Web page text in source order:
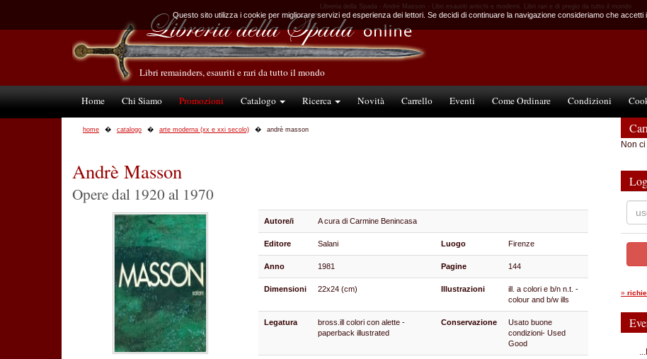
Libreria della Spada - Andrè Masson - Libri esauriti antichi e moderni. Libri rari e di pregio da tutto il mondo
Libri remainders, esauriti e rari da tutto il mondo
Home Chi Siamo Promozioni Catalogo Ricerca Novità Carrello Eventi Come Ordinare Condizioni
home catalogo arte moderna (xx e xxi secolo) andrè masson
Andrè Masson
Opere dal 1920 al 1970
Autore/i A cura di Carmine Benincasa
Editore Salani Luogo Firenze
Anno 1981 Pagine 144
Dimensioni 22x24 (cm) Illustrazioni
ill. a colori e b/n n.t. -
colour and b/w ills
Legatura
bross.ill colori con alette -
paperback illustrated
Conservazione
Usato buone
condizioni- Used
Good
Non
»
Questo sito utilizza i cookie per migliorare servizi ed esperienza dei lettori. Se decidi di continuare la navigazione consideriamo che accetti